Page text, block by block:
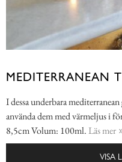
MEDITERRANEAN
I dessa underbara
använda dem med värmeljus i
8,5cm Volum: 100ml. Läs mer
VISA